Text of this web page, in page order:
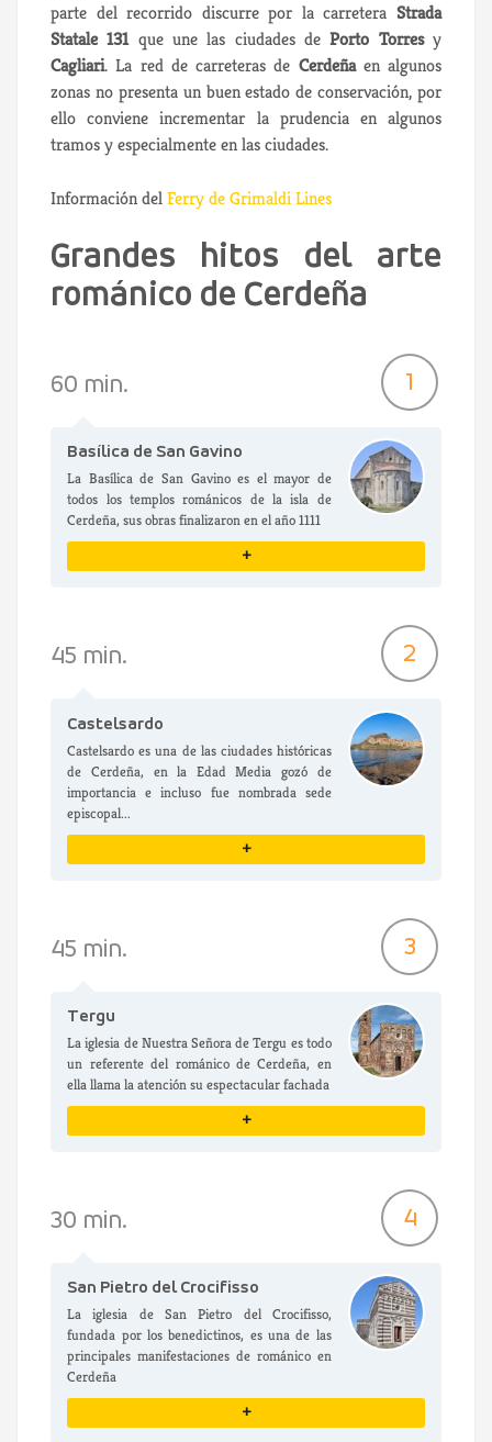
parte del recorrido discurre por la carretera Strada
Statale 131que une las ciudades dePorto Torresy
Cagliari. La red de carreteras de Cerdeñaen algunos
zonas no presenta un buen estado de conservación, por
ello conviene incrementar la prudencia en algunos
tramos y especialmente en las ciudades.
Información delFerry de Grimaldi Lines
Grandes hitos del arte
románico de Cerdeña
60 min. 1
Basílica de San Gavino
La Basílica de San Gavino es el mayor de
todos los templos románicos de la isla de
Cerdeña, sus obras finalizaron en el año 1111
+
45 min. 2
Castelsardo
Castelsardo es una de las ciudades históricas
de Cerdeña, en la Edad Media gozó de
importancia e incluso fue nombrada sede
episcopal...
+
45 min. 3
Tergu
La iglesia de Nuestra Señora de Tergu es todo
un referente del románico de Cerdeña, en
ella llama la atención su espectacular fachada
+
30 min. 4
San Pietro del Crocifisso
La iglesia de San Pietro del Crocifisso,
fundada por los benedictinos, es una de las
principales manifestaciones de románico en
Cerdeña
+